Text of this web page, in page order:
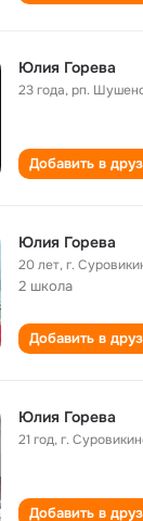
Юлия Горева
23 года,рп.
Добавить в
Юлия Горева
20 лет,г.
2 школа
Добавить в
Юлия Горева
21 год,г.
Добавить в